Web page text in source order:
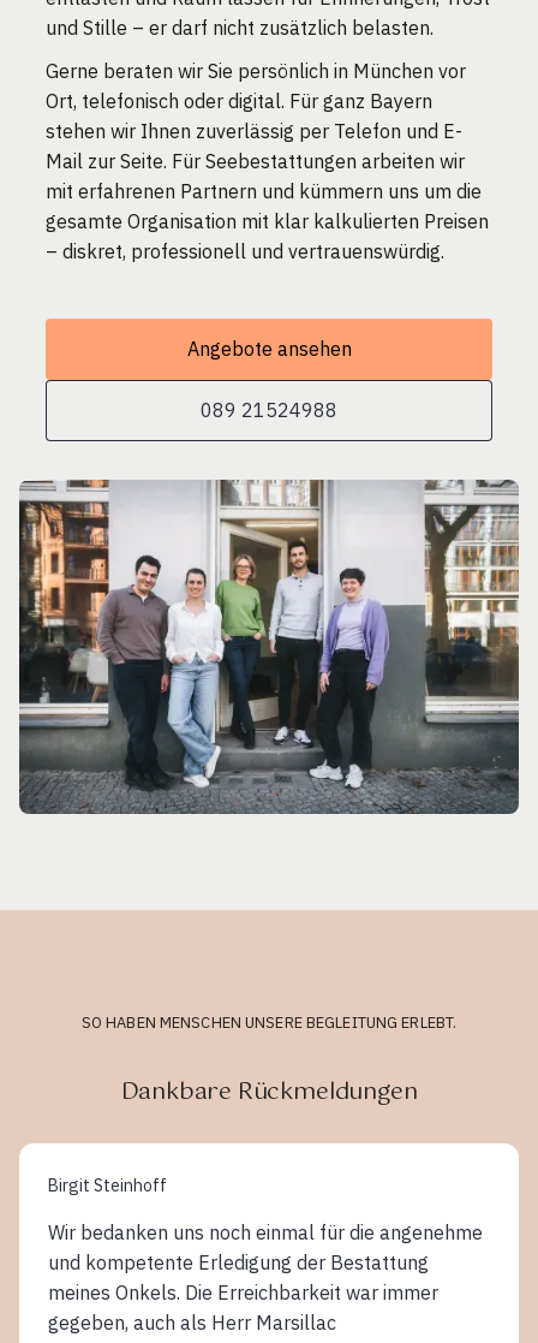
und Stille – er darf nicht zusätzlich belasten.
Gerne beraten wir Sie persönlich in München vor
Ort, telefonisch oder digital. Für ganz Bayern
stehen wir Ihnen zuverlässig per Telefon und E-
Mail zur Seite. Für Seebestattungen arbeiten wir
mit erfahrenen Partnern und kümmern uns um die
gesamte Organisation mit klar kalkulierten Preisen
– diskret, professionell und vertrauenswürdig.
Angebote ansehen
089 21524988
SO HABEN MENSCHEN UNSERE BEGLEITUNG ERLEBT.
Dankbare Rückmeldungen
Birgit Steinhoff
Wir bedanken uns noch einmal für die angenehme
und kompetente Erledigung der Bestattung
meines Onkels. Die Erreichbarkeit war immer
gegeben, auch als Herr Marsillac